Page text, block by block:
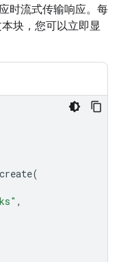
时流式传输响应。每
块，您可以立即显
create(
,